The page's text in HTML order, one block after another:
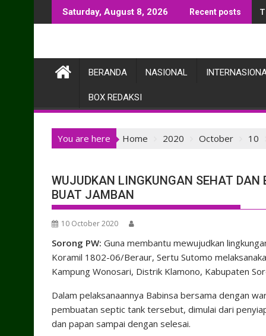
to
Saturday, August 8, 2026 Recent posts
BERANDA NASIONAL
BOX REDAKSI
You are here Home 2020 October 10
WUJUDKAN LINGKUNGAN SEHAT
BUAT JAMBAN
10 October 2020
Sorong PW: Guna membantu mewujudkan
Koramil 1802-06/Beraur, Sertu Sutomo
Kampung Wonosari, Distrik Klamono, Kabupaten
Dalam pelaksanaannya Babinsa bersama dengan
pembuatan septic tank tersebut, dimulai dari
dan papan sampai dengan selesai.